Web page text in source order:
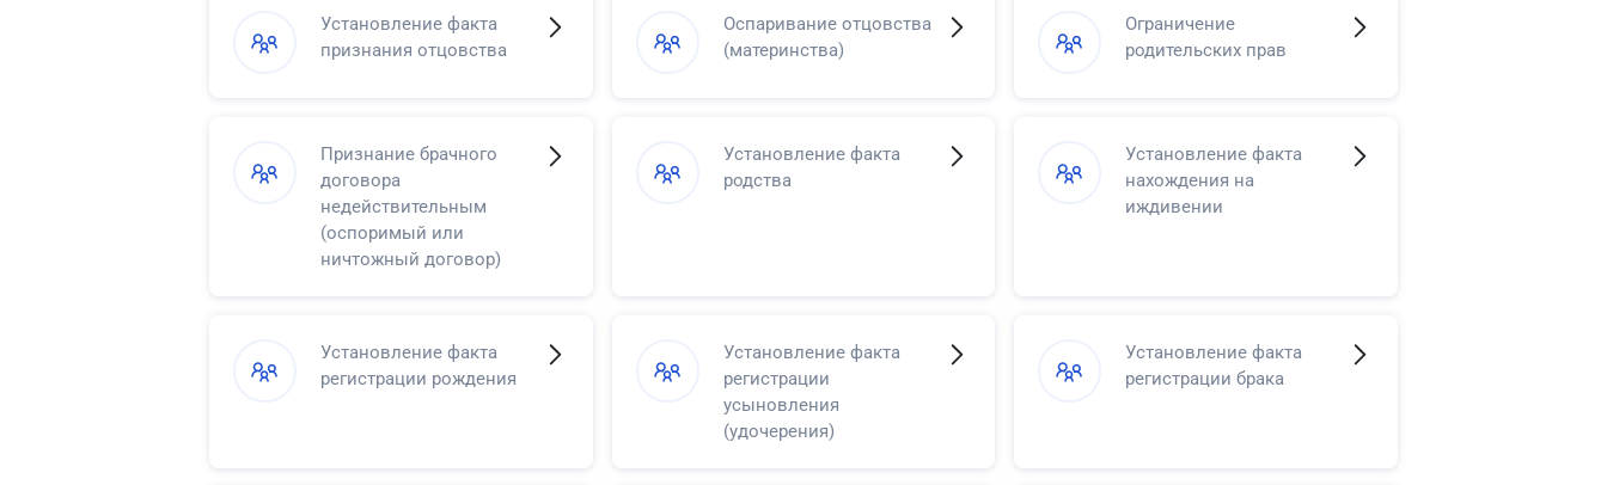
Установление факта
признания отцовства
Оспаривание отцовства
(материнства)
Ограничение
родительских прав
Признание брачного
договора
недействительным
(оспоримый или
ничтожный договор)
Установление факта
родства
Установление факта
нахождения на
иждивении
Установление факта
регистрации рождения
Установление факта
регистрации
усыновления
(удочерения)
Установление факта
регистрации брака